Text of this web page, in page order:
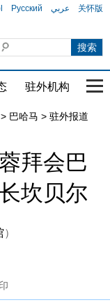
Русский عربي 关怀版
驻外机构 国
> 巴哈马 > 驻外报道
拜会巴
坎贝尔
）